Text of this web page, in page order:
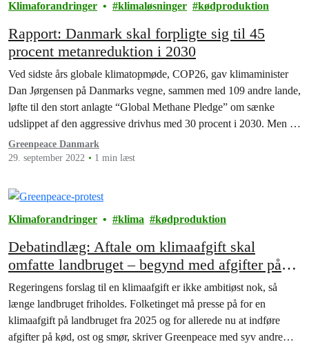
Klimaforandringer klimaløsninger kødproduktion
Rapport: Danmark skal forpligte sig til 45
procent metanreduktion i 2030
Ved sidste års globale klimatopmøde, COP26, gav klimaminister
Dan Jørgensen på Danmarks vegne, sammen med 109 andre lande,
løfte til den stort anlagte “Global Methane Pledge” om sænke
udslippet af den aggressive drivhus med 30 procent i 2030. Men de
nuværende politiske aftaler leverer en dansk reduktion på blot fire
procent.
Greenpeace Danmark
29. september 2022
1 min læst
Klimaforandringer klima kødproduktion
Debatindlæg: Aftale om klimaafgift skal
omfatte landbruget – begynd med afgifter på
kød, ost og smør
Regeringens forslag til en klimaafgift er ikke ambitiøst nok, så
længe landbruget friholdes. Folketinget må presse på for en
klimaafgift på landbruget fra 2025 og for allerede nu at indføre
afgifter på kød, ost og smør, skriver Greenpeace med syv andre